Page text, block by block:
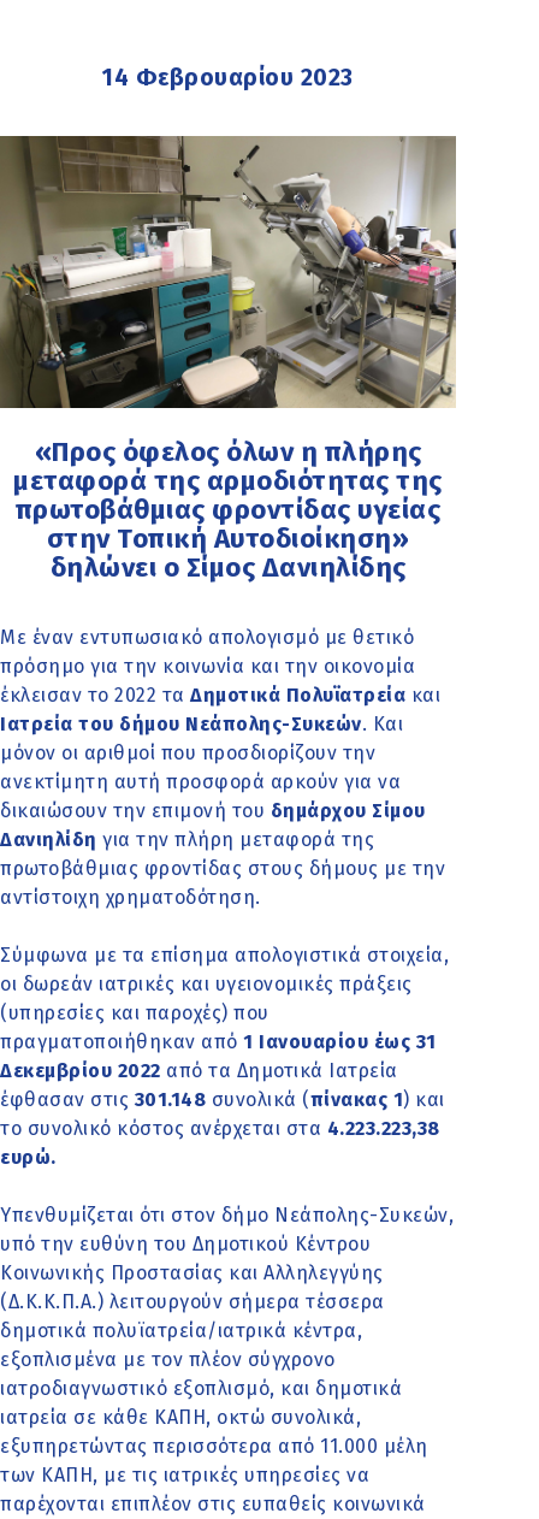
14 Φεβρουαρίου 2023
«Προς όφελος όλων η πλήρης
μεταφορά της αρμοδιότητας της
πρωτοβάθμιας φροντίδας υγείας
στην Τοπική Αυτοδιοίκηση»
δηλώνει ο Σίμος Δανιηλίδης
Με έναν εντυπωσιακό απολογισμό με θετικό
πρόσημο για την κοινωνία και την οικονομία
έκλεισαν το 2022 τα Δημοτικά Πολυϊατρεία και
Ιατρεία του δήμου Νεάπολης-Συκεών. Και
μόνον οι αριθμοί που προσδιορίζουν την
ανεκτίμητη αυτή προσφορά αρκούν για να
δικαιώσουν την επιμονή του δημάρχου Σίμου
Δανιηλίδη για την πλήρη μεταφορά της
πρωτοβάθμιας φροντίδας στους δήμους με την
αντίστοιχη χρηματοδότηση.
Σύμφωνα με τα επίσημα απολογιστικά στοιχεία,
οι δωρεάν ιατρικές και υγειονομικές πράξεις
(υπηρεσίες και παροχές) που
πραγματοποιήθηκαν από 1 Ιανουαρίου έως 31
Δεκεμβρίου 2022 από τα Δημοτικά Ιατρεία
έφθασαν στις 301.148 συνολικά (πίνακας 1) και
το συνολικό κόστος ανέρχεται στα 4.223.223,38
ευρώ.
Υπενθυμίζεται ότι στον δήμο Νεάπολης-Συκεών,
υπό την ευθύνη του Δημοτικού Κέντρου
Κοινωνικής Προστασίας και Αλληλεγγύης
(Δ.Κ.Κ.Π.Α.) λειτουργούν σήμερα τέσσερα
δημοτικά πολυϊατρεία/ιατρικά κέντρα,
εξοπλισμένα με τον πλέον σύγχρονο
ιατροδιαγνωστικό εξοπλισμό, και δημοτικά
ιατρεία σε κάθε ΚΑΠΗ, οκτώ συνολικά,
εξυπηρετώντας περισσότερα από 11.000 μέλη
των ΚΑΠΗ, με τις ιατρικές υπηρεσίες να
παρέχονται επιπλέον στις ευπαθείς κοινωνικά